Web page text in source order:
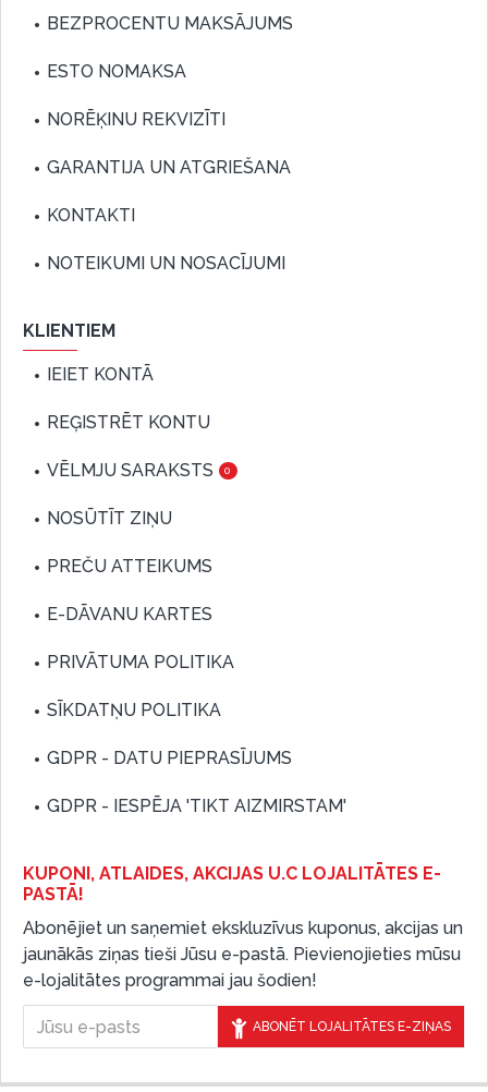
BEZPROCENTU MAKSĀJUMS
ESTO NOMAKSA
NORĒĶINU REKVIZĪTI
GARANTIJA UN ATGRIEŠANA
KONTAKTI
NOTEIKUMI UN NOSACĪJUMI
KLIENTIEM
IEIET KONTĀ
REĢISTRĒT KONTU
VĒLMJU SARAKSTS 0
NOSŪTĪT ZIŅU
PREČU ATTEIKUMS
E-DĀVANU KARTES
PRIVĀTUMA POLITIKA
SĪKDATŅU POLITIKA
GDPR - DATU PIEPRASĪJUMS
GDPR - IESPĒJA 'TIKT AIZMIRSTAM'
KUPONI, ATLAIDES, AKCIJAS U.C LOJALITĀTES E-
PASTĀ!
Abonējiet un saņemiet ekskluzīvus kuponus, akcijas un
jaunākās ziņas tieši Jūsu e-pastā. Pievienojieties mūsu
e-lojalitātes programmai jau šodien!
ABONĒT LOJALITĀTES E-ZIŅAS